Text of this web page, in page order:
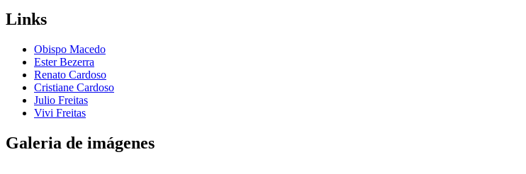
Links
Obispo Macedo
Ester Bezerra
Renato Cardoso
Cristiane Cardoso
Julio Freitas
Vivi Freitas
Galeria de imágenes